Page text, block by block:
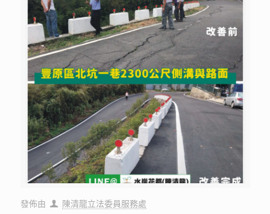
發佈由 陳清龍立法委員服務處